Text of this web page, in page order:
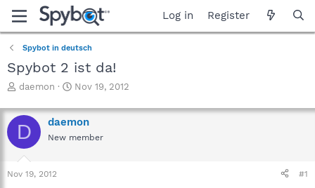
Log in Register
Spybot in deutsch
Spybot 2 ist da!
T
r
e
a
d
s
t
daemon
S
a
r
t
Nov 19, 2012
D daemon
New member
Nov 19, 2012 #1